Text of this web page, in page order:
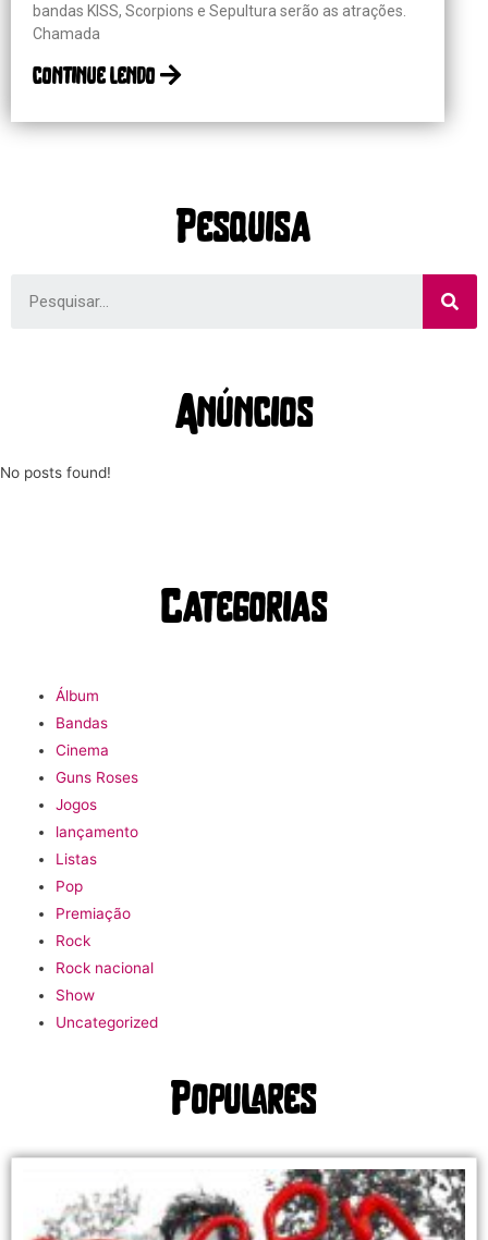
bandas KISS, Scorpions e Sepultura serão as atrações.
Chamada
continue lendo
Pesquisa
Anúncios
No posts found!
Categorias
Álbum
Bandas
Cinema
Guns Roses
Jogos
lançamento
Listas
Pop
Premiação
Rock
Rock nacional
Show
Uncategorized
Populares